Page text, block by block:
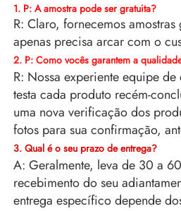
1. P: A amostra pode ser gratuita?
R: Claro, fornecemos
apenas precisa arcar com o
2. P: Como vocês garantem a
R: Nossa experiente equipe
testa cada produto recém-
uma nova verificação dos
fotos para sua confirmação,
3. Qual é o seu prazo de entrega?
A: Geralmente, leva de 30 a
recebimento do seu
entrega específico depende